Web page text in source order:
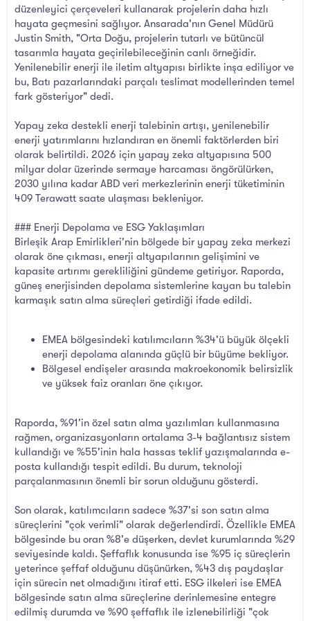
düzenleyici çerçeveleri kullanarak projelerin daha hızlı
hayata geçmesini sağlıyor. Ansarada'nın Genel Müdürü
Justin Smith, "Orta Doğu, projelerin tutarlı ve bütüncül
tasarımla hayata geçirilebileceğinin canlı örneğidir.
Yenilenebilir enerji ile iletim altyapısı birlikte inşa ediliyor ve
bu, Batı pazarlarındaki parçalı teslimat modellerinden temel
fark gösteriyor" dedi.
Yapay zeka destekli enerji talebinin artışı, yenilenebilir
enerji yatırımlarını hızlandıran en önemli faktörlerden biri
olarak belirtildi. 2026 için yapay zeka altyapısına 500
milyar dolar üzerinde sermaye harcaması öngörülürken,
2030 yılına kadar ABD veri merkezlerinin enerji tüketiminin
409 Terawatt saate ulaşması bekleniyor.
### Enerji Depolama ve ESG Yaklaşımları
Birleşik Arap Emirlikleri'nin bölgede bir yapay zeka merkezi
olarak öne çıkması, enerji altyapılarının gelişimini ve
kapasite artırımı gerekliliğini gündeme getiriyor. Raporda,
güneş enerjisinden depolama sistemlerine kayan bu talebin
karmaşık satın alma süreçleri getirdiği ifade edildi.
EMEA bölgesindeki katılımcıların %34'ü büyük ölçekli
enerji depolama alanında güçlü bir büyüme bekliyor.
Bölgesel endişeler arasında makroekonomik belirsizlik
ve yüksek faiz oranları öne çıkıyor.
Raporda, %91'in özel satın alma yazılımları kullanmasına
rağmen, organizasyonların ortalama 3-4 bağlantısız sistem
kullandığı ve %55'inin hala hassas teklif yazışmalarında e-
posta kullandığı tespit edildi. Bu durum, teknoloji
parçalanmasının önemli bir sorun olduğunu gösterdi.
Son olarak, katılımcıların sadece %37'si son satın alma
süreçlerini "çok verimli" olarak değerlendirdi. Özellikle EMEA
bölgesinde bu oran %8'e düşerken, devlet kurumlarında %29
seviyesinde kaldı. Şeffaflık konusunda ise %95 iç süreçlerin
yeterince şeffaf olduğunu düşünürken, %43 dış paydaşlar
için sürecin net olmadığını itiraf etti. ESG ilkeleri ise EMEA
bölgesinde satın alma süreçlerine derinlemesine entegre
edilmiş durumda ve %90 şeffaflık ile izlenebilirliği "çok